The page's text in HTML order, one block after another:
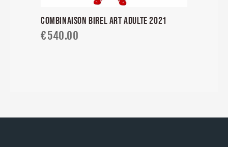
COMBINAISON BIREL ART ADULTE 2021
€540.00